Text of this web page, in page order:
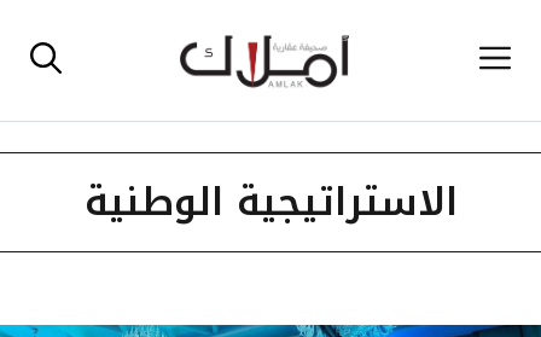
إلى القائمة
الاستراتيجية الوطنية